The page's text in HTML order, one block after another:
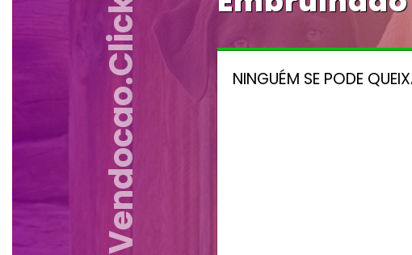
Vendocao.click NINGUÉM SE PODE